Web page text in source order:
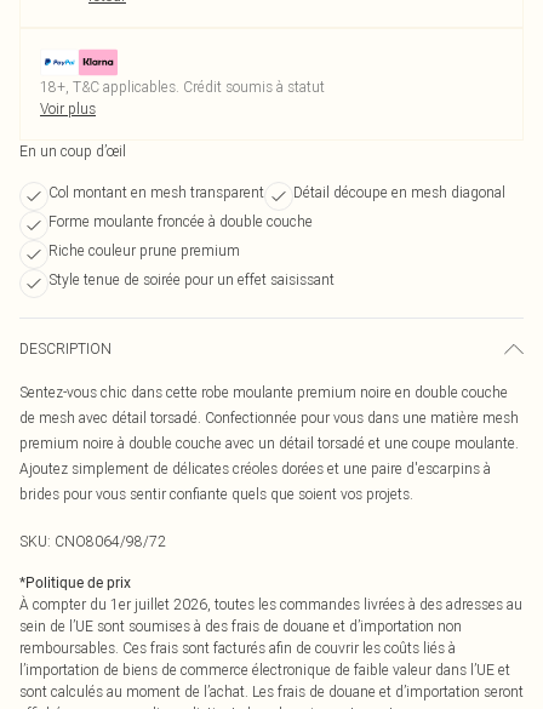
18+, T&C applicables. Crédit soumis à statut
Voir plus
En un coup d’œil
Col montant en mesh transparent
Détail découpe en mesh diagonal
Forme moulante froncée à double couche
Riche couleur prune premium
Style tenue de soirée pour un effet saisissant
DESCRIPTION
Sentez-vous chic dans cette robe moulante premium noire en double couche
de mesh avec détail torsadé. Confectionnée pour vous dans une matière mesh
premium noire à double couche avec un détail torsadé et une coupe moulante.
Ajoutez simplement de délicates créoles dorées et une paire d'escarpins à
brides pour vous sentir confiante quels que soient vos projets.
SKU: CNO8064/98/72
*Politique de prix
À compter du 1er juillet 2026, toutes les commandes livrées à des adresses au
sein de l’UE sont soumises à des frais de douane et d’importation non
remboursables. Ces frais sont facturés afin de couvrir les coûts liés à
l’importation de biens de commerce électronique de faible valeur dans l’UE et
sont calculés au moment de l’achat. Les frais de douane et d’importation seront